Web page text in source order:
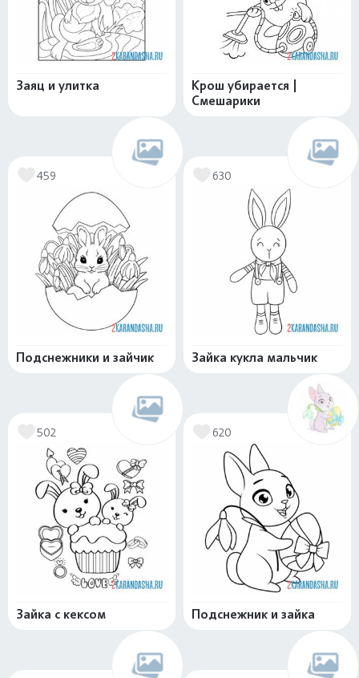
Заяц и улитка
Крош убирается |
Смешарики
459
Подснежники и зайчик
630
Зайка кукла мальчик
502
Зайка с кексом
620
Подснежник и зайка